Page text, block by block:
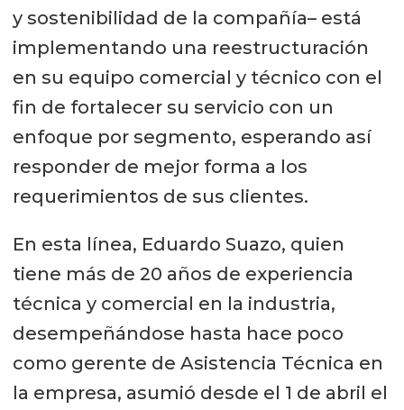
y sostenibilidad de la compañía– está
implementando una reestructuración
en su equipo comercial y técnico con el
fin de fortalecer su servicio con un
enfoque por segmento, esperando así
responder de mejor forma a los
requerimientos de sus clientes.
En esta línea, Eduardo Suazo, quien
tiene más de 20 años de experiencia
técnica y comercial en la industria,
desempeñándose hasta hace poco
como gerente de Asistencia Técnica en
la empresa, asumió desde el 1 de abril el